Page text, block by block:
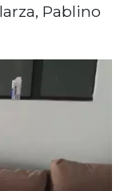
Pablino